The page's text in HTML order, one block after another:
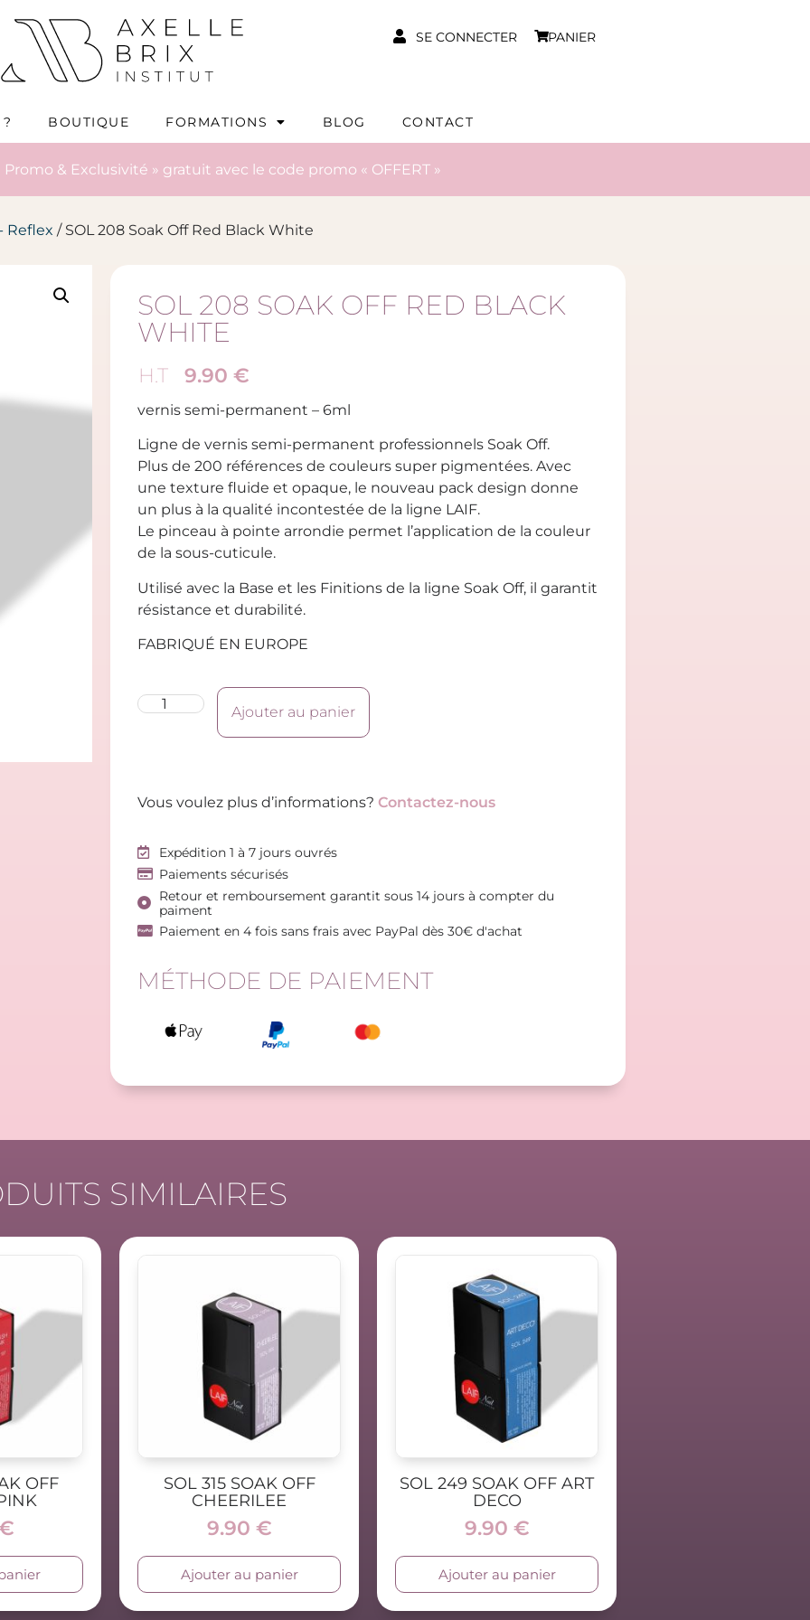
SE CONNECTER PANIER
BOUTIQUE FORMATIONS BLOG CONTACT
& Exclusivité » gratuit avec le code promo « OFFERT »
Reflex / SOL 208 Soak Off Red Black White
SOL 208 SOAK OFF RED BLACK
WHITE
H.T 9.90 €
vernis semi-permanent – 6ml
Ligne de vernis semi-permanent professionnels Soak Off.
Plus de 200 références de couleurs super pigmentées. Avec
une texture fluide et opaque, le nouveau pack design donne
un plus à la qualité incontestée de la ligne LAIF.
Le pinceau à pointe arrondie permet l’application de la couleur
de la sous-cuticule.
Utilisé avec la Base et les Finitions de la ligne Soak Off, il garantit
résistance et durabilité.
FABRIQUÉ EN EUROPE
Ajouter au panier
Vous voulez plus d’informations? Contactez-nous
Expédition 1 à 7 jours ouvrés
Paiements sécurisés
Retour et remboursement garantit sous 14 jours à compter du
paiment
Paiement en 4 fois sans frais avec PayPal dès 30€ d'achat
MÉTHODE DE PAIEMENT
SIMILAIRES
OFF
SOL 315 SOAK OFF
CHEERILEE
9.90 €
Ajouter au panier
SOL 249 SOAK OFF ART
DECO
9.90 €
Ajouter au panier